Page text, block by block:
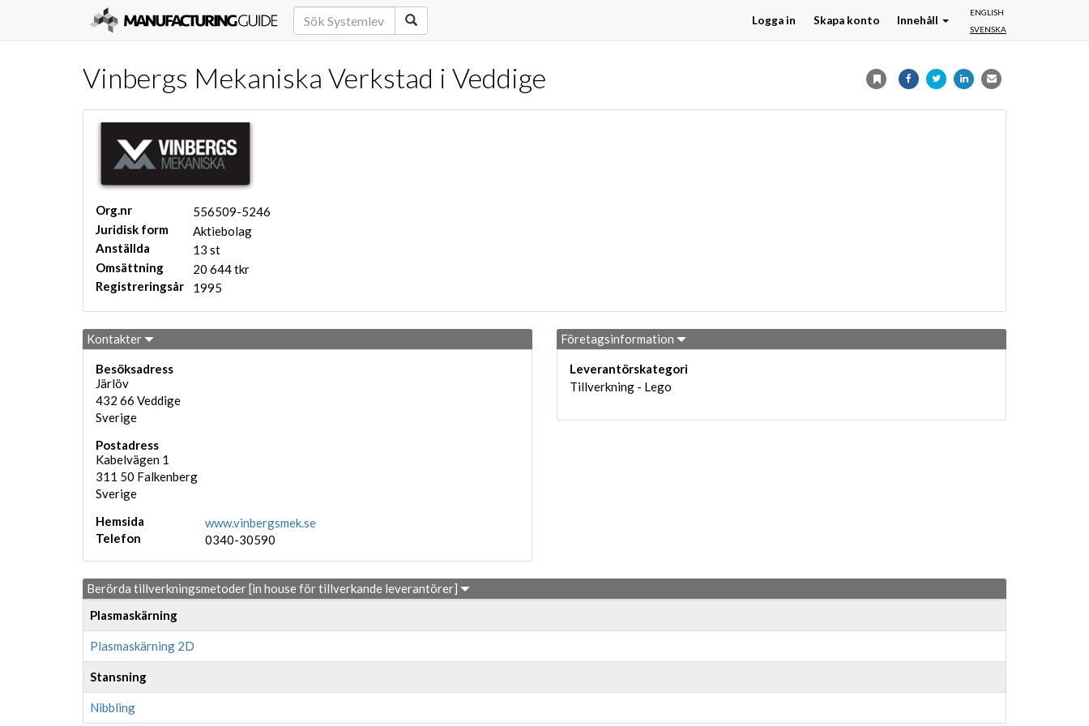
ENGLISH
SVENSKA
Logga in Skapa konto Innehåll
Vinbergs Mekaniska Verkstad i Veddige
Org.nr
556509-5246
Juridisk form
Aktiebolag
Anställda
13 st
Omsättning
20 644 tkr
Registreringsår
1995
Kontakter
Besöksadress
Järlöv
432 66 Veddige
Sverige
Postadress
Kabelvägen 1
311 50 Falkenberg
Sverige
Hemsida
www.vinbergsmek.se
Telefon
0340-30590
Företagsinformation
Leverantörskategori
Tillverkning - Lego
Berörda tillverkningsmetoder [in house för tillverkande leverantörer]
Plasmaskärning
Plasmaskärning 2D
Stansning
Nibbling